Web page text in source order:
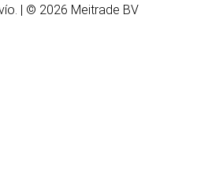
| © 2026 Meitrade BV